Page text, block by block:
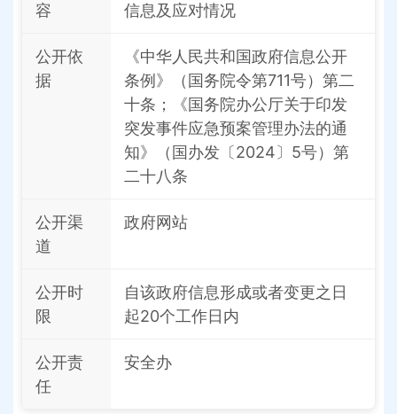
容
信息及应对情况
公开依
据
《中华人民共和国政府信息公开
条例》（国务院令第711号）第二
十条；《国务院办公厅关于印发
突发事件应急预案管理办法的通
知》（国办发〔2024〕5号）第
二十八条
公开渠
道
政府网站
公开时
限
自该政府信息形成或者变更之日
起20个工作日内
公开责
任
安全办